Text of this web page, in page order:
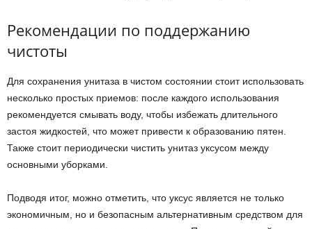
Рекомендации по поддержанию
чистоты
Для сохранения унитаза в чистом состоянии стоит использовать
несколько простых приемов: после каждого использования
рекомендуется смывать воду, чтобы избежать длительного
застоя жидкостей, что может привести к образованию пятен.
Также стоит периодически чистить унитаз уксусом между
основными уборками.
Подводя итог, можно отметить, что уксус является не только
экономичным, но и безопасным альтернативным средством для